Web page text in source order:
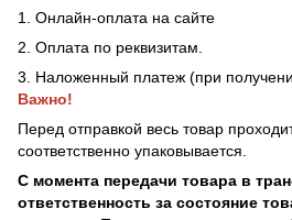
1. Онлайн-оплата на сайте
2. Оплата по реквизитам.
3. Наложенный платеж (при
Важно!
Перед отправкой весь товар
соответственно упаковывается.
С момента передачи товара в
ответственность за состояние